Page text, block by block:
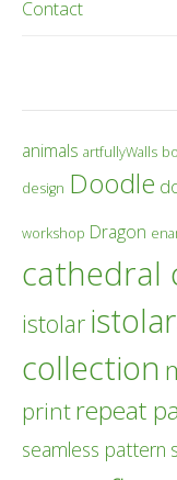
Contact
animals artfullyWalls
design Doodle
workshop Dragon
cathedral
istolar
collection
printrepeat
seamless pattern